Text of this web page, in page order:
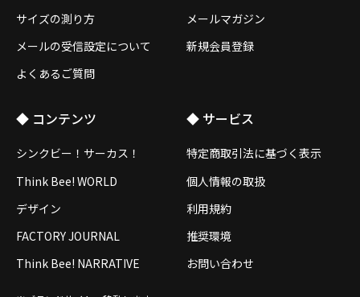
サイズの測り方
メールの受信設定について
よくあるご質問
メールマガジン
新規会員登録
◆ コンテンツ
シンクビー！サーカス！
Think Bee! WORLD
デザイン
FACTORY JOURNAL
Think Bee! NARRATIVE
◆ サービス
特定商取引法に基づく表示
個人情報の取扱
利用規約
推奨環境
お問い合わせ